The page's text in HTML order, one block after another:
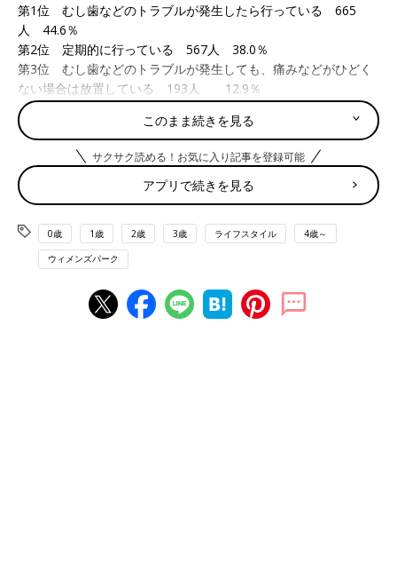
第1位 むし歯などのトラブルが発生したら行っている 665
人 44.6％
第2位 定期的に行っている 567人 38.0％
第3位 むし歯などのトラブルが発生しても、痛みなどがひどく
ない場合は放置している 193人 12.9％
歯痛は、痛みがおさまることも多く、また、痛み止めを飲めばな
んとか我慢できてしまうこともありつい先送りしてしまいがち。
集計によると、むし歯になると歯医者に行くママが多いものの、
「痛みがひどくない場合は放置」、さらには「痛みなどがひどい
状態であっても、放置している」ケースも。
その原因は、「忙しい・時間がない」306人（20.5％）、「面倒
くさい」94人（6.3％）、「歯医者さんが苦手」51人（3.4％）。
最近は、美容院と同様にベビーシッターを併設した歯医者さんも
増えていますが、そんな歯医者さんはまだまだ少数。子どものお
このまま続きを見る
サクサク読める！お気に入り記事を登録可能
アプリで続きを見る
0歳 1歳 2歳 3歳 ライフスタイル 4歳～
ウィメンズパーク